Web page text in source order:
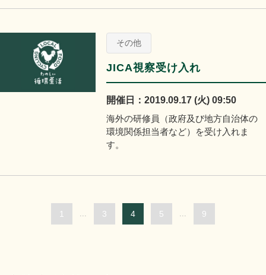
その他
JICA視察受け入れ
開催日：2019.09.17 (火) 09:50
海外の研修員（政府及び地方自治体の
環境関係担当者など）を受け入れま
す。
1 3 4 5 9